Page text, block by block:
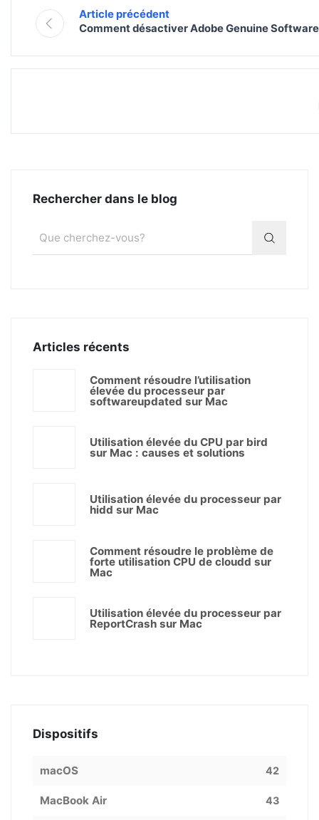
Article précédent
Comment désactiver Adobe Genuine
Rechercher dans le blog
Articles récents
Comment résoudre l’utilisation
élevée du processeur par
softwareupdated sur Mac
Utilisation élevée du CPU par bird
sur Mac : causes et solutions
Utilisation élevée du processeur par
hidd sur Mac
Comment résoudre le problème de
forte utilisation CPU de cloudd sur
Mac
Utilisation élevée du processeur par
ReportCrash sur Mac
Dispositifs
macOS 42
MacBook Air 43